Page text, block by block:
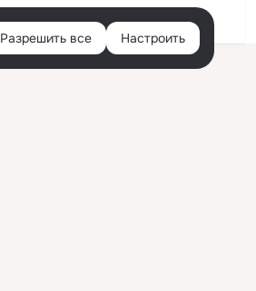
Войти
Разрешить все Настроить